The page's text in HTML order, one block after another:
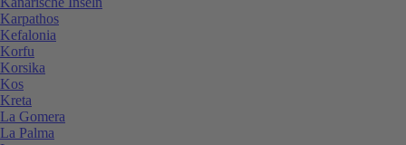
Karpathos
Kefalonia
Korfu
Korsika
Kos
Kreta
La Gomera
La Palma